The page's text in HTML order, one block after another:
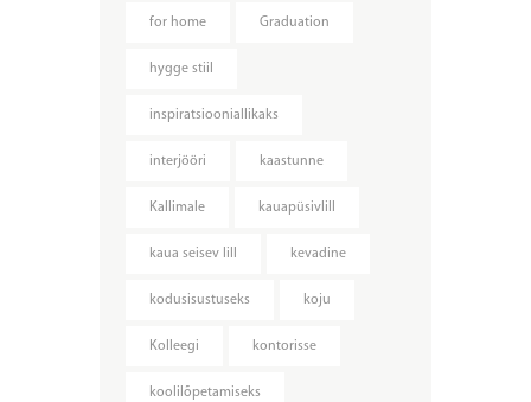
for home Graduation
hygge stiil
inspiratsiooniallikaks
interjööri kaastunne
Kallimale kauapüsivlill
kaua seisev lill kevadine
kodusisustuseks koju
Kolleegi kontorisse
koolilõpetamiseks